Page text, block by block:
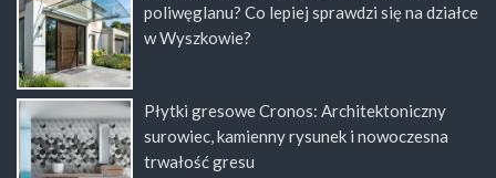
poliwęglanu? Co lepiej sprawdzi się na działce
w Wyszkowie?
Płytki gresowe Cronos: Architektoniczny
surowiec, kamienny rysunek i nowoczesna
trwałość gresu